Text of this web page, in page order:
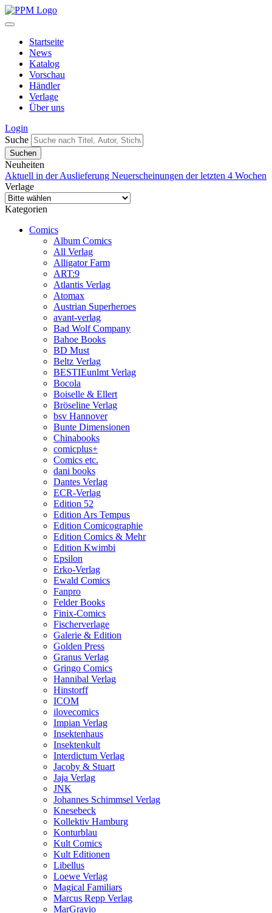
Startseite
News
Katalog
Vorschau
Händler
Verlage
Über uns
Login
Suche
Neuheiten
Aktuell in der Auslieferung Neuerscheinungen der letzten 4 Wochen
Verlage
Kategorien
Comics
Album Comics
All Verlag
Alligator Farm
ART:9
Atlantis Verlag
Atomax
Austrian Superheroes
avant-verlag
Bad Wolf Company
Bahoe Books
BD Must
Beltz Verlag
BESTIEunlmt Verlag
Bocola
Boiselle & Ellert
Bröseline Verlag
bsv Hannover
Bunte Dimensionen
Chinabooks
comicplus+
Comics etc.
dani books
Dantes Verlag
ECR-Verlag
Edition 52
Edition Ars Tempus
Edition Comicographie
Edition Comics & Mehr
Edition Kwimbi
Epsilon
Erko-Verlag
Ewald Comics
Fanpro
Felder Books
Finix-Comics
Fischerverlage
Galerie & Edition
Golden Press
Granus Verlag
Gringo Comics
Hannibal Verlag
Hinstorff
ICOM
ilovecomics
Impian Verlag
Insektenhaus
Insektenkult
Interdictum Verlag
Jacoby & Stuart
Jaja Verlag
JNK
Johannes Schimmsel Verlag
Knesebeck
Kollektiv Hamburg
Konturblau
Kult Comics
Kult Editionen
Libellus
Loewe Verlag
Magical Familiars
Marcus Repp Verlag
MarGravio